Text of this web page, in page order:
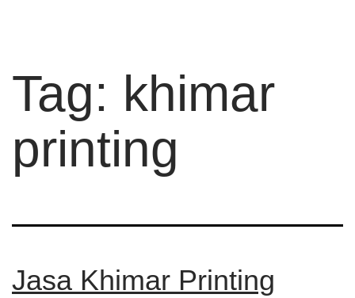
Tag: khimar
printing
Jasa Khimar Printing